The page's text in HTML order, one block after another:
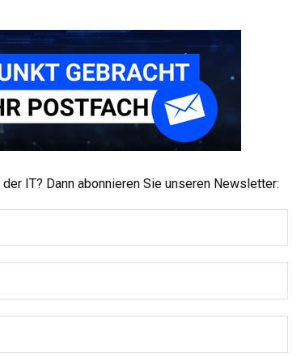
IT? Dann abonnieren Sie unseren Newsletter: